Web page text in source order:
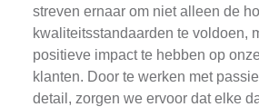
streven ernaar om niet alleen de
kwaliteitsstandaarden te voldoen,
positieve impact te hebben op
klanten. Door te werken met
detail, zorgen we ervoor dat elke